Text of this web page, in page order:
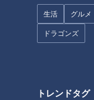
生活 グルメ
ドラゴンズ
トレンドタグ
フランス人は菓子店「